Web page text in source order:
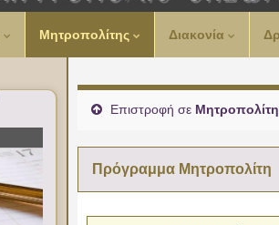
Μητροπολίτης Διακονία
Επιστροφή σε
Πρόγραμμα Μητροπολίτη
02:00